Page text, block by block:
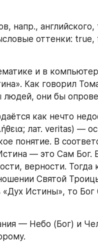
напр.,
оттенки:
и в
Как говорил
они бы
как нечто
лат. veritas) —
понятие. В
— это Сам Бог.
верности. Тогда
Святой
Истины», то
— Небо (Бог) и